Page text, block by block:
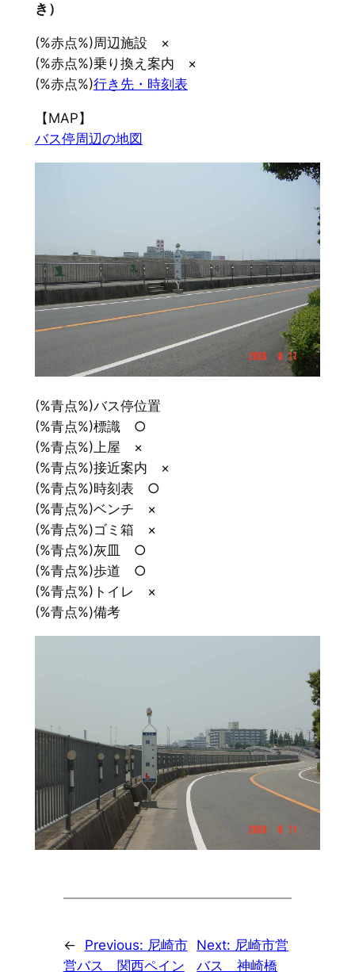
き）
(%赤点%)周辺施設 ×
(%赤点%)乗り換え案内 ×
(%赤点%)行き先・時刻表
【MAP】
バス停周辺の地図
(%青点%)バス停位置
(%青点%)標識 ○
(%青点%)上屋 ×
(%青点%)接近案内 ×
(%青点%)時刻表 ○
(%青点%)ベンチ ×
(%青点%)ゴミ箱 ×
(%青点%)灰皿 ○
(%青点%)歩道 ○
(%青点%)トイレ ×
(%青点%)備考
← Previous: 尼崎市
営バス 関西ペイン
Next: 尼崎市営
バス 神崎橋